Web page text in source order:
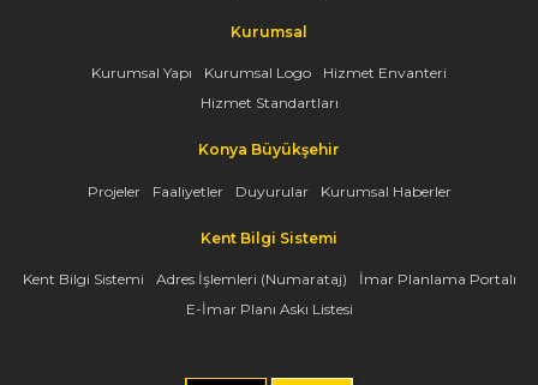
Kurumsal
Kurumsal Yapı Kurumsal Logo
Hizmet Envanteri
Hizmet Standartları
Konya Büyükşehir
Projeler Faaliyetler Duyurular Kurumsal Haberler
Kent Bilgi Sistemi
Kent Bilgi Sistemi Adres İşlemleri (Numarataj)
İmar Planlama Portalı
E-İmar Planı Askı Listesi